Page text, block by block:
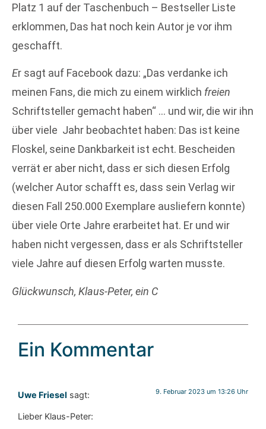
Platz 1 auf der Taschenbuch – Bestseller Liste
erklommen, Das hat noch kein Autor je vor ihm
geschafft.
Er sagt auf Facebook dazu: „Das verdanke ich
meinen Fans, die mich zu einem wirklich freien
Schriftsteller gemacht haben“ … und wir, die wir ihn
über viele Jahr beobachtet haben: Das ist keine
Floskel, seine Dankbarkeit ist echt. Bescheiden
verrät er aber nicht, dass er sich diesen Erfolg
(welcher Autor schafft es, dass sein Verlag wir
diesen Fall 250.000 Exemplare ausliefern konnte)
über viele Orte Jahre erarbeitet hat. Er und wir
haben nicht vergessen, dass er als Schriftsteller
viele Jahre auf diesen Erfolg warten musste.
Glückwunsch, Klaus-Peter, ein C
Ein Kommentar
Uwe Friesel sagt: 9. Februar 2023 um 13:26 Uhr
Lieber Klaus-Peter: